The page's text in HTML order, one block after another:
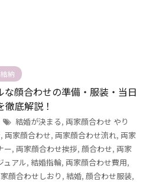
納
な顔合わせの準備・服装・当日
徹底解説！
結婚が決まる, 両家顔合わせ やり
, 両家顔合わせ, 両家顔合わせ流れ, 両家
ー, 両家顔合わせ挨拶, 顔合わせ, 両家
ュアル, 結婚指輪, 両家顔合わせ費用,
顔合わせしおり , 結婚, 顔合わせ服装,